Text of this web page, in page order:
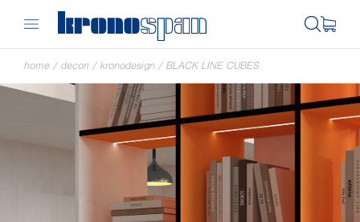
home / decori / kronodesign / BLACK LINE CUBES